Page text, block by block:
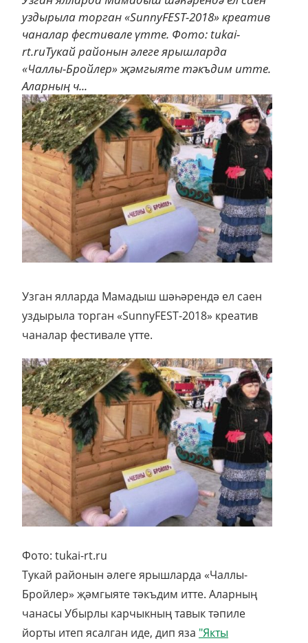
уздырыла торган «SunnyFEST-2018» креатив
чаналар фестивале үтте. Фото: tukai-
rt.ruТукай районын әлеге ярышларда
«Чаллы-Бройлер» җәмгыяте тәкъдим итте.
Аларның ч...
Узган ялларда Мамадыш шәһәрендә ел саен
уздырыла торган «SunnyFEST-2018» креатив
чаналар фестивале үтте.
Фото: tukai-rt.ru
Тукай районын әлеге ярышларда «Чаллы-
Бройлер» җәмгыяте тәкъдим итте. Аларның
чанасы Убырлы карчыкның тавык тәпиле
йорты итеп ясалган иде, дип яза "Якты